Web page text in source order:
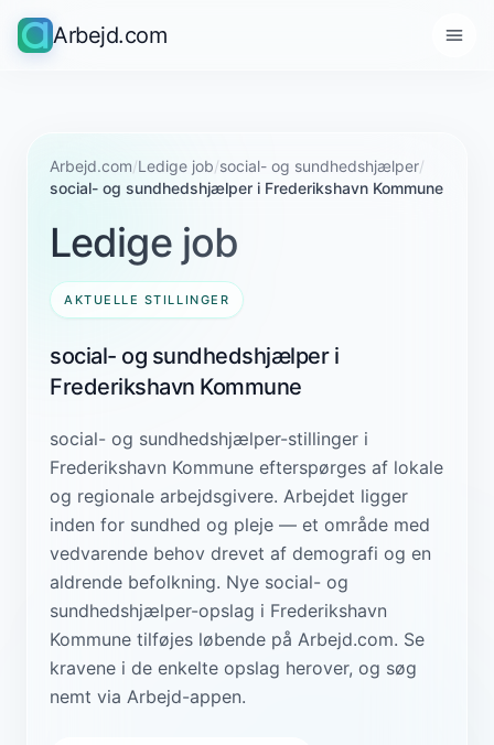
Arbejd.com
Arbejd.com/Ledige job/social- og sundhedshjælper/
social- og sundhedshjælper i Frederikshavn Kommune
Ledige job
AKTUELLE STILLINGER
social- og sundhedshjælper i
Frederikshavn Kommune
social- og sundhedshjælper-stillinger i
Frederikshavn Kommune efterspørges af lokale
og regionale arbejdsgivere. Arbejdet ligger
inden for sundhed og pleje — et område med
vedvarende behov drevet af demografi og en
aldrende befolkning. Nye social- og
sundhedshjælper-opslag i Frederikshavn
Kommune tilføjes løbende på Arbejd.com. Se
kravene i de enkelte opslag herover, og søg
nemt via Arbejd-appen.